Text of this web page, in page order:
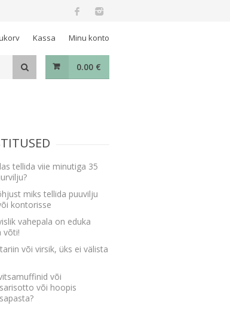
Kassa Minu konto
0.00 €
tellida viie minutiga 35
miks tellida puuvilju
kontorisse
vahepala on eduka
võti!
või virsik, üks ei välista
või
või hoopis